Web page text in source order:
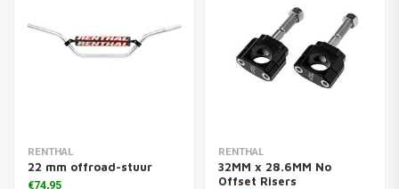
RENTHAL
22 mm offroad-stuur
€74,95
RENTHAL
32MM x 28.6MM No
Offset Risers